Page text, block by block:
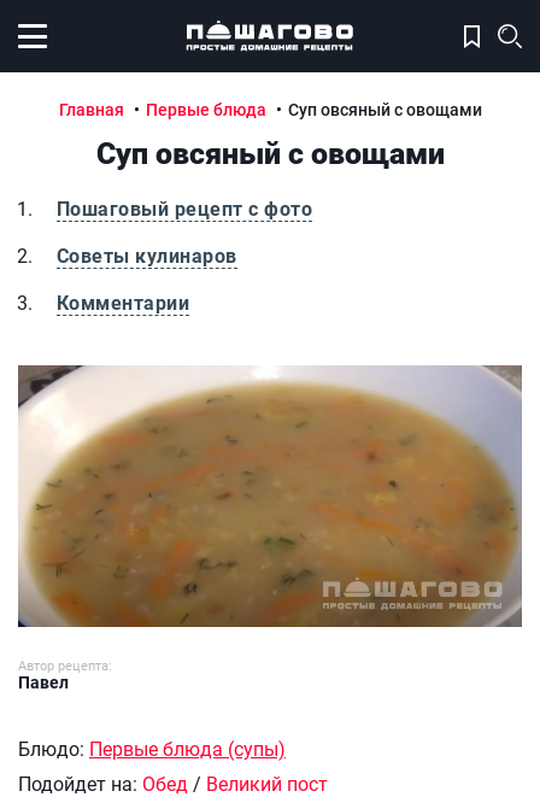
Открыть меню
Главная Первые блюда Суп овсяный с овощами
Суп овсяный с овощами
Пошаговый рецепт с фото
Советы кулинаров
Комментарии
Суп овсяный с овощами
Автор рецепта:
Павел
Блюдо: Первые блюда (супы)
Подойдет на: Обед / Великий пост